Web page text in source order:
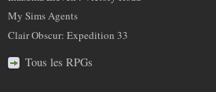
My Sims Agents
Clair Obscur: Expedition 33
Tous les RPGs